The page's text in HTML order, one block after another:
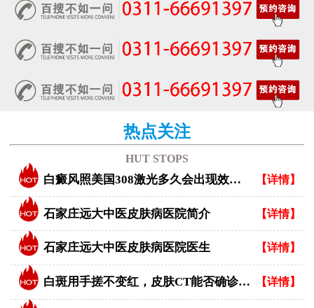
热点关注
HUT STOPS
白癜风照美国308激光多久会出现效果？ 【详情】
石家庄远大中医皮肤病医院简介 【详情】
石家庄远大中医皮肤病医院医生 【详情】
白斑用手搓不变红，皮肤CT能否确诊白癜风？ 【详情】